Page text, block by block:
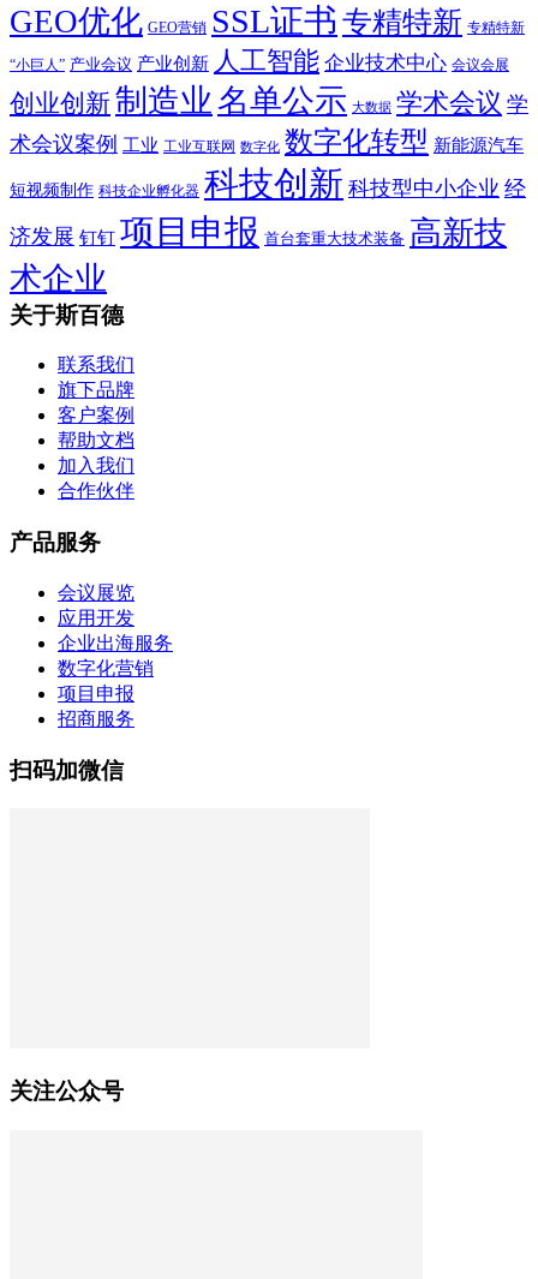
GEO优化 GEO营销 SSL证书 专精特新 专精特新
“小巨人” 产业会议 产业创新 人工智能 企业技术中心 会议会展
创业创新制造业 名单公示 大数据 学术会议 学
术会议案例 工业 工业互联网 数字化 数字化转型 新能源汽车
短视频制作 科技企业孵化器 科技创新 科技型中小企业 经
济发展 钉钉 项目申报 首台套重大技术装备 高新技
术企业
关于斯百德
联系我们
旗下品牌
客户案例
帮助文档
加入我们
合作伙伴
产品服务
会议展览
应用开发
企业出海服务
数字化营销
项目申报
招商服务
扫码加微信
关注公众号